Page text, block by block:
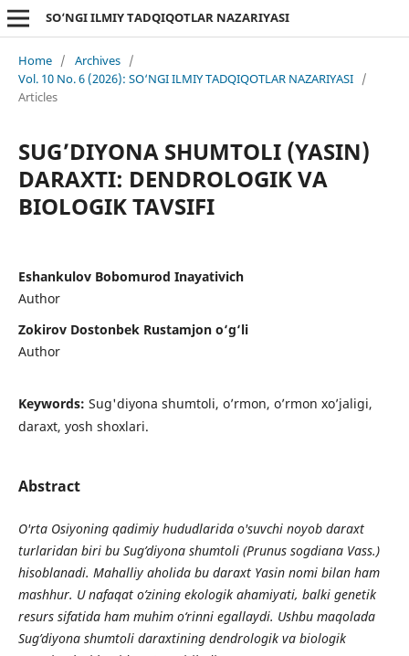
SO‘NGI ILMIY TADQIQOTLAR NAZARIYASI
Home / Archives /
Vol. 10 No. 6 (2026): SO‘NGI ILMIY TADQIQOTLAR NAZARIYASI /
Articles
SUG’DIYONA SHUMTOLI (YASIN)
DARAXTI: DENDROLOGIK VA
BIOLOGIK TAVSIFI
Eshankulov Bobomurod Inayativich
Author
Zokirov Dostonbek Rustamjon o‘g‘li
Author
Keywords: Sug'diyona shumtoli, o’rmon, o’rmon xo’jaligi,
daraxt, yosh shoxlari.
Abstract
O'rta Osiyoning qadimiy hududlarida o'suvchi noyob daraxt
turlaridan biri bu Sug’diyona shumtoli (Prunus sogdiana Vass.)
hisoblanadi. Mahalliy aholida bu daraxt Yasin nomi bilan ham
mashhur. U nafaqat o’zining ekologik ahamiyati, balki genetik
resurs sifatida ham muhim o‘rinni egallaydi. Ushbu maqolada
Sug’diyona shumtoli daraxtining dendrologik va biologik